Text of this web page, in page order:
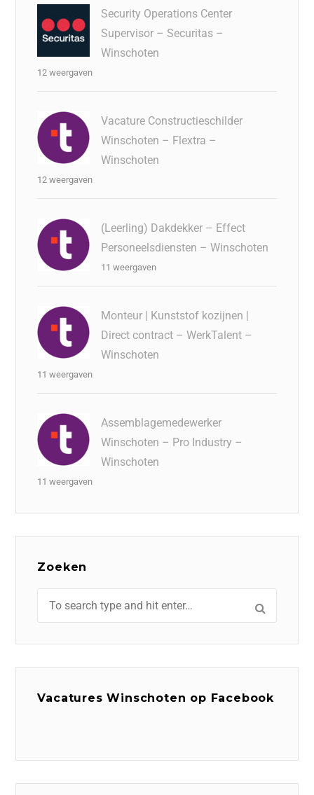
Security Operations Center
Supervisor – Securitas –
Winschoten
12 weergaven
Vacature Constructieschilder
Winschoten – Flextra –
Winschoten
12 weergaven
(Leerling) Dakdekker – Effect
Personeelsdiensten – Winschoten
11 weergaven
Monteur | Kunststof kozijnen |
Direct contract – WerkTalent –
Winschoten
11 weergaven
Assemblagemedewerker
Winschoten – Pro Industry –
Winschoten
11 weergaven
Zoeken
Vacatures Winschoten op Facebook